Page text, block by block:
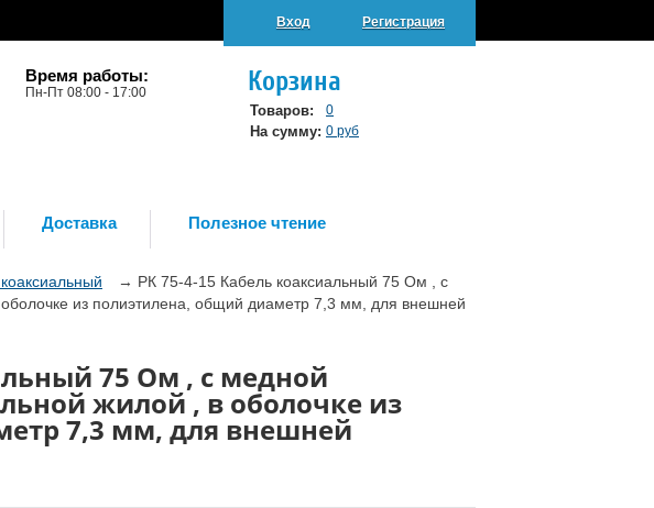
Вход Регистрация
Время работы:
Пн-Пт 08:00 - 17:00 Корзина
Товаров: 0
На сумму: 0 руб
Доставка Полезное чтение
→ РК 75-4-15 Кабель коаксиальный 75 Ом , с
из полиэтилена, общий диаметр 7,3 мм, для внешней
75 Ом , с медной
жилой , в оболочке из
7,3 мм, для внешней